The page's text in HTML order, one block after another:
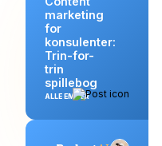
marketing
for
konsulenter:
Trin-for-
trin
spillebog
ALLE EMNER